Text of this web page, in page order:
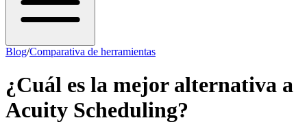
Blog/Comparativa de herramientas
¿Cuál es la mejor alternativa a
Acuity Scheduling?